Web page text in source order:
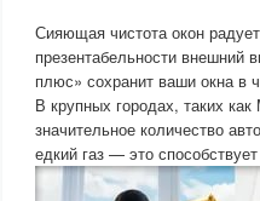
Сияющая чистота окон
презентабельности внешний
плюс» сохранит ваши окна в
В крупных городах, таких
значительное количество
едкий газ — это